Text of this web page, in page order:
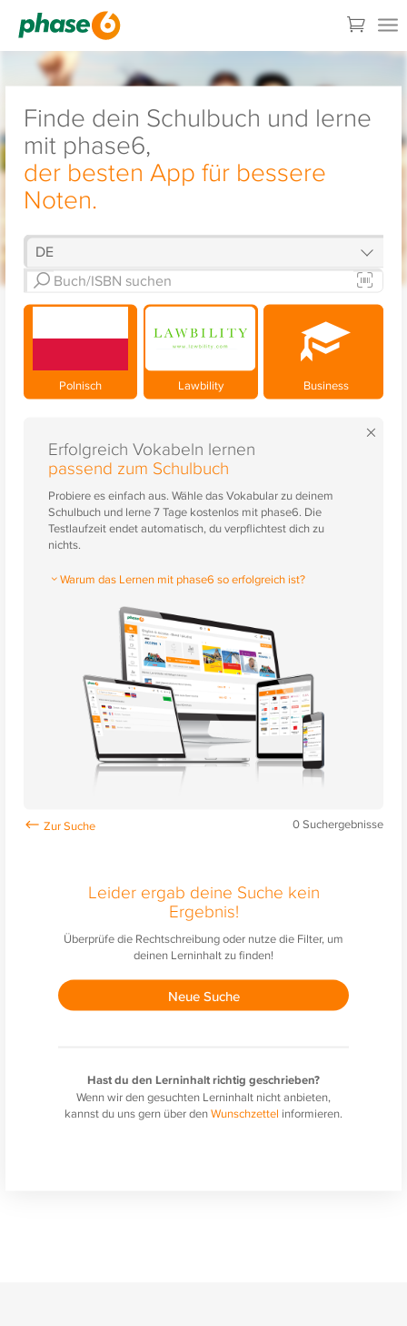
Finde dein Schulbuch und lerne
mit phase6,
der besten App für bessere
Noten.
Polnisch Lawbility Business
×
Erfolgreich Vokabeln lernen
passend zum Schulbuch
Probiere es einfach aus. Wähle das Vokabular zu deinem
Schulbuch und lerne 7 Tage kostenlos mit phase6. Die
Testlaufzeit endet automatisch, du verpflichtest dich zu
nichts.
Warum das Lernen mit phase6 so erfolgreich ist?
0Suchergebnisse
Leider ergab deine Suche kein
Ergebnis!
Überprüfe die Rechtschreibung oder nutze die Filter, um
deinen Lerninhalt zu finden!
Neue Suche
Hast du den Lerninhalt richtig geschrieben?
Wenn wir den gesuchten Lerninhalt nicht anbieten,
kannst du uns gern über denWunschzettel informieren.